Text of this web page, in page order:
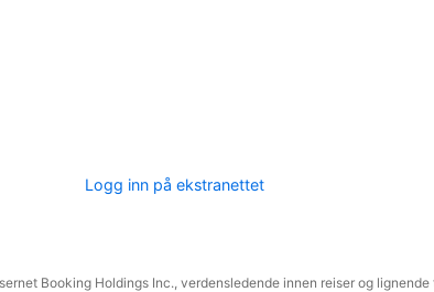
Logg inn på ekstranettet
Booking Holdings Inc., verdensledende innen reiser og lignende